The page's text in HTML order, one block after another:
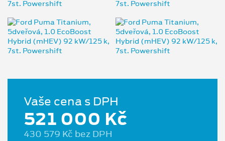
Vaše cena s DPH
521 000 Kč
430 579 Kč bez DPH